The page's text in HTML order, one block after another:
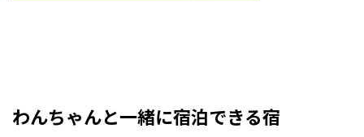
わんちゃんと一緒に宿泊できる宿